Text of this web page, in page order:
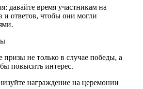
давайте время участникам на
и ответов, чтобы они могли
не только в случае победы, а
повысить интерес.
награждение на церемонии